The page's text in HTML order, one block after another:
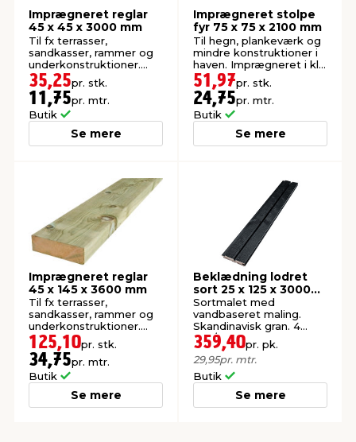
Imprægneret reglar
45 x 45 x 3000 mm
Til fx terrasser,
sandkasser, rammer og
underkonstruktioner.
Høvlet: 45 x 45 mm.
35,25pr. stk.
11,75pr. mtr.
Butik
Se mere
Imprægneret stolpe
fyr 75 x 75 x 2100 mm
Til hegn, plankeværk og
mindre konstruktioner i
haven. Imprægneret i kl.
NTR A.
51,97pr. stk.
24,75pr. mtr.
Butik
Se mere
Imprægneret reglar
45 x 145 x 3600 mm
Til fx terrasser,
sandkasser, rammer og
underkonstruktioner.
Høvlet: 45 x 145 mm.
125,10pr. stk.
34,75pr. mtr.
Butik
Se mere
Beklædning lodret
sort 25 x 125 x 3000
mm 4-pk.
Sortmalet med
vandbaseret maling.
Skandinavisk gran. 4
stk./pk. FSC®-mærket.
359,40pr. pk.
29,95pr. mtr.
Butik
Se mere